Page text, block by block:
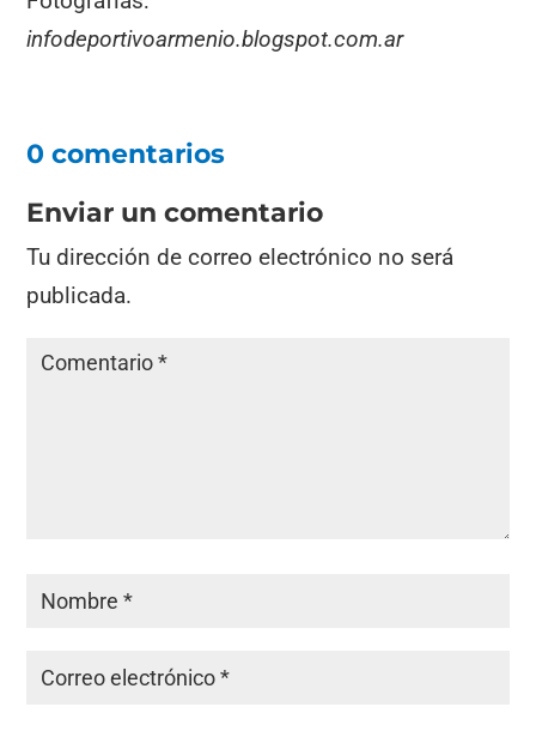
infodeportivoarmenio.blogspot.com.ar
0 comentarios
Enviar un comentario
Tu dirección de correo electrónico no será
publicada.